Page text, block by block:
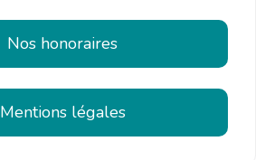
Nos honoraires
Mentions légales